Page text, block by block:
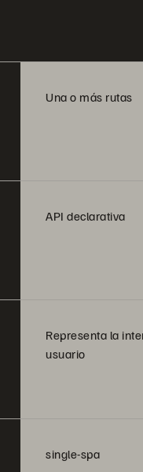
Una o más rutas
API declarativa
Representa la
usuario
single-spa